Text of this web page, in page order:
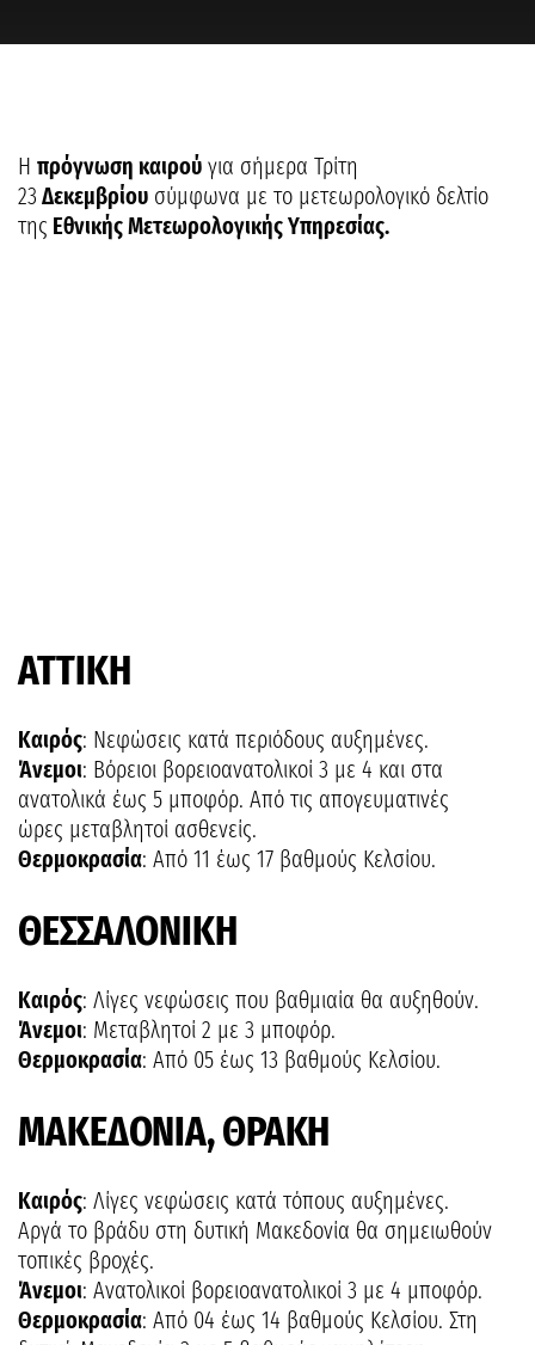
Η πρόγνωση καιρού για σήμερα Τρίτη
23 Δεκεμβρίου σύμφωνα με το μετεωρολογικό δελτίο
της Εθνικής Μετεωρολογικής Υπηρεσίας.
ΑΤΤΙΚΗ
Καιρός: Νεφώσεις κατά περιόδους αυξημένες.
Άνεμοι: Βόρειοι βορειοανατολικοί 3 με 4 και στα
ανατολικά έως 5 μποφόρ. Από τις απογευματινές
ώρες μεταβλητοί ασθενείς.
Θερμοκρασία: Από 11 έως 17 βαθμούς Κελσίου.
ΘΕΣΣΑΛΟΝΙΚΗ
Καιρός: Λίγες νεφώσεις που βαθμιαία θα αυξηθούν.
Άνεμοι: Μεταβλητοί 2 με 3 μποφόρ.
Θερμοκρασία: Από 05 έως 13 βαθμούς Κελσίου.
ΜΑΚΕΔΟΝΙΑ, ΘΡΑΚΗ
Καιρός: Λίγες νεφώσεις κατά τόπους αυξημένες.
Αργά το βράδυ στη δυτική Μακεδονία θα σημειωθούν
τοπικές βροχές.
Άνεμοι: Ανατολικοί βορειοανατολικοί 3 με 4 μποφόρ.
Θερμοκρασία: Από 04 έως 14 βαθμούς Κελσίου. Στη